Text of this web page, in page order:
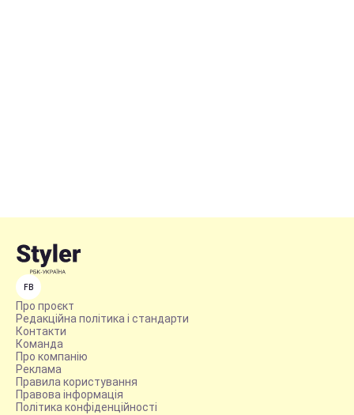
FB
Про проєкт
Редакційна політика і стандарти
Контакти
Команда
Про компанію
Реклама
Правила користування
Правова інформація
Політика конфіденційності